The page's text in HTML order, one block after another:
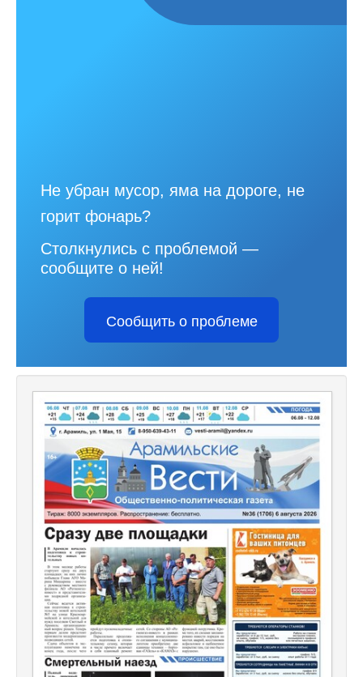
Не убран мусор, яма на дороге, не
горит фонарь?
Столкнулись с проблемой —
сообщите о ней!
Сообщить о проблеме